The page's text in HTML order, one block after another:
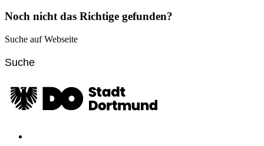
Noch nicht das Richtige gefunden?
Suche auf Webseite